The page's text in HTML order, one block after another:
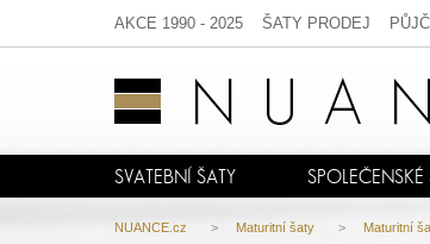
AKCE 1990 - 2025 ŠATY PRODEJ
SVATEBNÍ ŠATY SPOLEČENSKÉ
NUANCE.cz > Maturitní šaty > Maturitní